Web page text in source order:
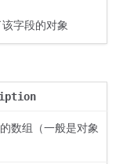
字段的对象
数组（一般是对象